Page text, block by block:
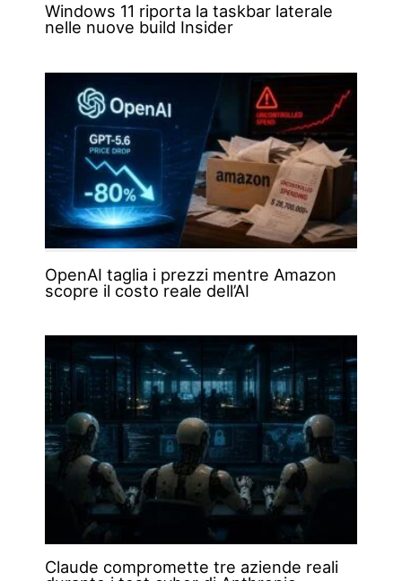
Windows 11 riporta la taskbar laterale
nelle nuove build Insider
OpenAI taglia i prezzi mentre Amazon
scopre il costo reale dell’AI
Claude compromette tre aziende reali